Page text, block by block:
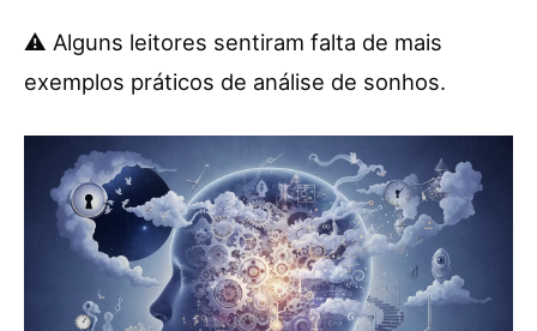
⚠️ Alguns leitores sentiram falta de mais
exemplos práticos de análise de sonhos.